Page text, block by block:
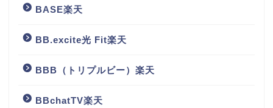
BASE楽天
BB.excite光 Fit楽天
BBB（トリプルビー）楽天
BBchatTV楽天